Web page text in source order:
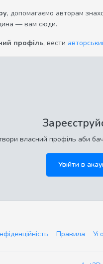
, допомагаємо авторам
— вам сюди.
профіль, вести
власний профіль аби
Увійти в
Правила